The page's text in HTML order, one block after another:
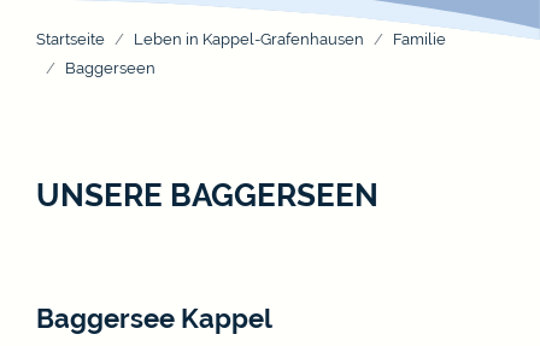
Startseite Leben in Kappel-Grafenhausen
Familie
Baggerseen
UNSERE BAGGERSEEN
Baggersee Kappel